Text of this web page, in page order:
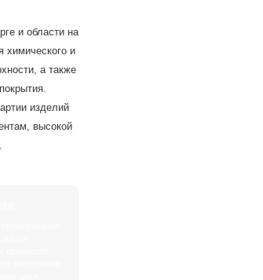
и области на
химического и
а также
изделий
высокой